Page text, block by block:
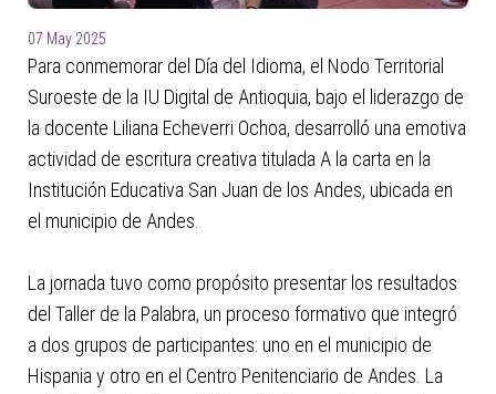
07 May 2025
Para conmemorar del Día del Idioma, el Nodo Territorial
Suroeste de la IU Digital de Antioquia, bajo el liderazgo de
la docente Liliana Echeverri Ochoa, desarrolló una emotiva
actividad de escritura creativa titulada A la carta en la
Institución Educativa San Juan de los Andes, ubicada en
el municipio de Andes.
La jornada tuvo como propósito presentar los resultados
del Taller de la Palabra, un proceso formativo que integró
a dos grupos de participantes: uno en el municipio de
Hispania y otro en el Centro Penitenciario de Andes. La